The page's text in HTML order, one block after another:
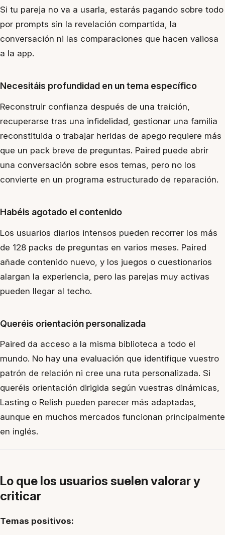
Si tu pareja no va a usarla, estarás pagando sobre todo
por prompts sin la revelación compartida, la
conversación ni las comparaciones que hacen valiosa
a la app.
Necesitáis profundidad en un tema específico
Reconstruir confianza después de una traición,
recuperarse tras una infidelidad, gestionar una familia
reconstituida o trabajar heridas de apego requiere más
que un pack breve de preguntas. Paired puede abrir
una conversación sobre esos temas, pero no los
convierte en un programa estructurado de reparación.
Habéis agotado el contenido
Los usuarios diarios intensos pueden recorrer los más
de 128 packs de preguntas en varios meses. Paired
añade contenido nuevo, y los juegos o cuestionarios
alargan la experiencia, pero las parejas muy activas
pueden llegar al techo.
Queréis orientación personalizada
Paired da acceso a la misma biblioteca a todo el
mundo. No hay una evaluación que identifique vuestro
patrón de relación ni cree una ruta personalizada. Si
queréis orientación dirigida según vuestras dinámicas,
Lasting o Relish pueden parecer más adaptadas,
aunque en muchos mercados funcionan principalmente
en inglés.
Lo que los usuarios suelen valorar y
criticar
Temas positivos: